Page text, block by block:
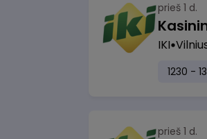
prieš 1 d.
IKI
1230 -
prieš 1 d.